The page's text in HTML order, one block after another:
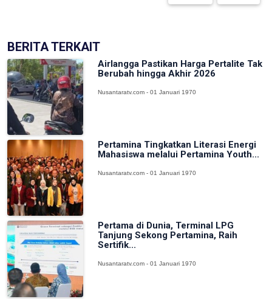
BERITA TERKAIT
Airlangga Pastikan Harga Pertalite Tak
Berubah hingga Akhir 2026
Nusantaratv.com - 01 Januari 1970
Pertamina Tingkatkan Literasi Energi
Mahasiswa melalui Pertamina Youth...
Nusantaratv.com - 01 Januari 1970
Pertama di Dunia, Terminal LPG
Tanjung Sekong Pertamina, Raih
Sertifik...
Nusantaratv.com - 01 Januari 1970